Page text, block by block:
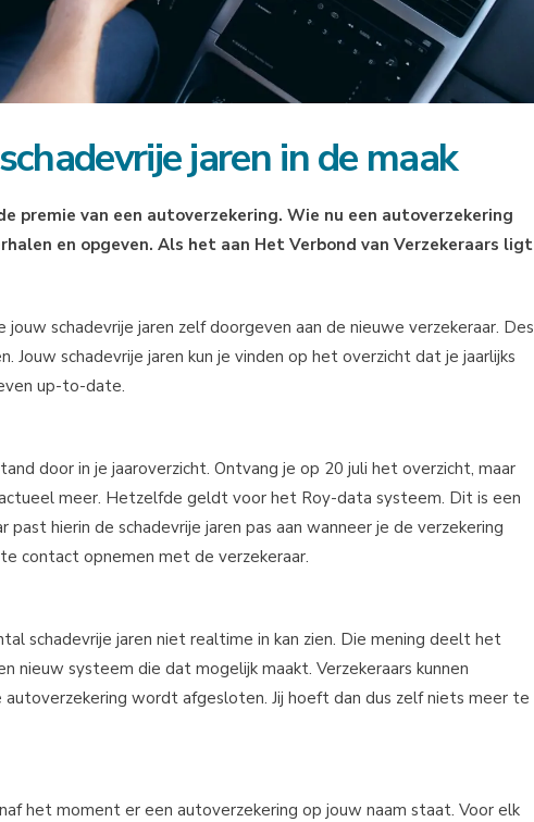
jaren in de maak
premie van een autoverzekering. Wie nu een autoverzekering
en opgeven. Als het aan Het Verbond van Verzekeraars ligt
schadevrije jaren zelf doorgeven aan de nieuwe verzekeraar. Des
schadevrije jaren kun je vinden op het overzicht dat je jaarlijks
up-to-date.
door in je jaaroverzicht. Ontvang je op 20 juli het overzicht, maar
meer. Hetzelfde geldt voor het Roy-data systeem. Dit is een
hierin de schadevrije jaren pas aan wanneer je de verzekering
contact opnemen met de verzekeraar.
schadevrije jaren niet realtime in kan zien. Die mening deelt het
nieuw systeem die dat mogelijk maakt. Verzekeraars kunnen
wordt afgesloten. Jij hoeft dan dus zelf niets meer te
het moment er een autoverzekering op jouw naam staat. Voor elk